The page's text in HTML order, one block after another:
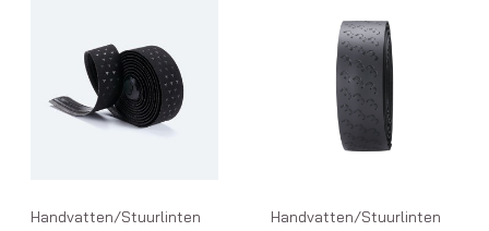
Handvatten/Stuurlinten Handvatten/Stuurlinten